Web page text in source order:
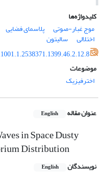
کلیدواژه‌ها
موج غبار-صوتی
پلاسمای فضایی
اختلالی
سالیتون
موضوعات
اخترفیزیک
عنوان مقاله English
in Space Dusty
Distribution
نویسندگان English